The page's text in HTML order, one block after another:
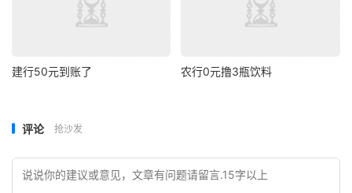
建行50元到账了 农行0元撸3瓶饮料
评论 抢沙发